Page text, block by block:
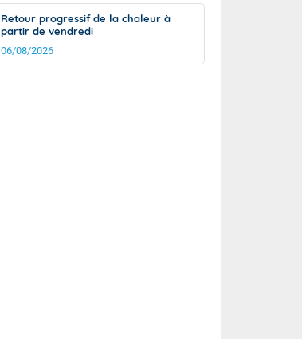
Retour progressif de la chaleur à
partir de vendredi
06/08/2026